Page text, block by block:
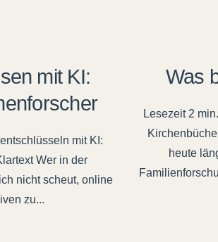
mit KI:
mit KI:
Wer in der
nicht scheut, online
zu...
Was
heute